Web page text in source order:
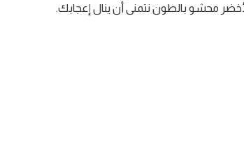
محشو بالطون نتمنى أن ينال إعجابك.